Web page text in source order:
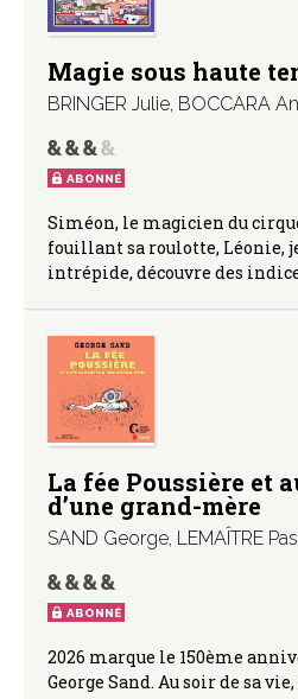
Magie sous haute
BRINGER Julie, BOCCARA
ABONNÉ
Siméon, le magicien du
fouillant sa roulotte, Léonie,
intrépide, découvre des
La fée Poussière et
d’une grand-mère
SAND George, LEMAÎTRE
ABONNÉ
2026 marque le 150ème
George Sand. Au soir de sa